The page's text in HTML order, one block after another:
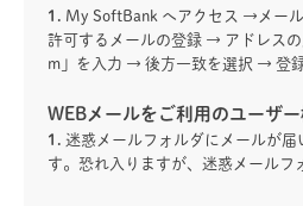
1.
My SoftBank へアクセス →メー
許可するメールの登録 → アドレス
m」を入力 → 後方一致を選択 → 登
WEBメールをご利用のユーザ
1.
迷惑メールフォルダにメールが届
す。恐れ入りますが、迷惑メールフ